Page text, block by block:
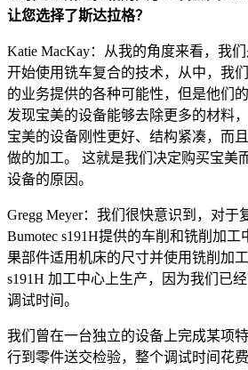
让您选择了斯达拉格？
Katie MacKay：从我的角度来看，我
开始使用铣车复合的技术，从中，我
的业务提供的各种可能性，但是他们
发现宝美的设备能够去除更多的材料
宝美的设备刚性更好、结构紧凑，而
做的加工。 这就是我们决定购买宝美
设备的原因。
Gregg Meyer：我们很快意识到，对于
Bumotec s191H提供的车削和铣削加
果部件适用机床的尺寸并使用铣削加
s191H 加工中心上生产，因为我们已
调试时间。
我们曾在一台独立的设备上完成某项
行到零件送交检验，整个调试时间花